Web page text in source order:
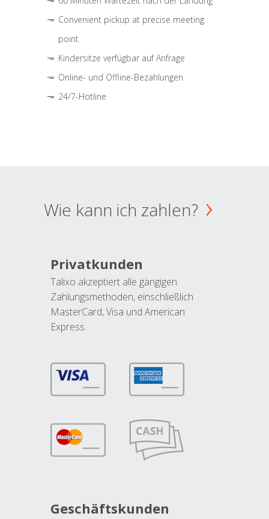
Convenient pickup at precise meeting
point
Kindersitze verfügbar auf Anfrage
Online- und Offline-Bezahlungen
24/7-Hotline
Wie kann ich zahlen?
Privatkunden
Talixo akzeptiert alle gängigen
Zahlungsmethoden, einschließlich
MasterCard, Visa und American
Express.
Geschäftskunden